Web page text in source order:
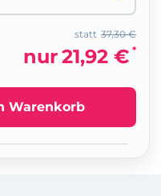
37,30 €
statt
nur21,92 € *
Warenkorb